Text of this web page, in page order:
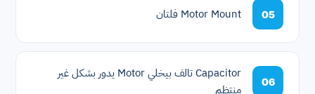
05 Motor Mount فلتان
06
Capacitor تالف بيخلي Motor يدور بشكل غير
منتظم